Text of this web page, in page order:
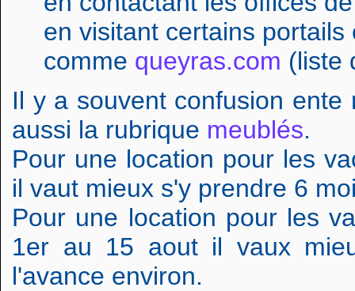
en visitant certains
comme queyras.com (liste
Il y a souvent confusion
aussi la rubrique meublés.
Pour une location pour les
il vaut mieux s'y prendre 6
Pour une location pour les
1er au 15 aout il vaux
l'avance environ.